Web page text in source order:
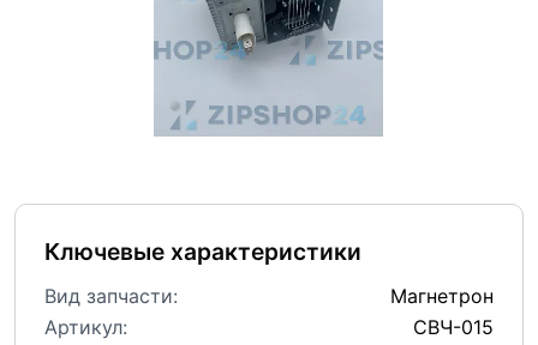
Ключевые характеристики
Вид запчасти:
Магнетрон
Артикул:
СВЧ-015